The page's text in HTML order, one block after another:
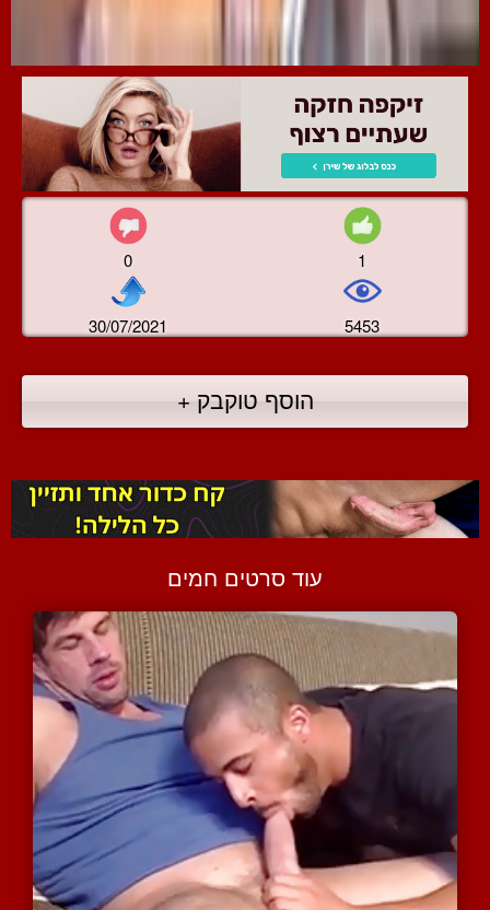
0 1
30/07/2021 5453
הוסף טוקבק +
עוד סרטים חמים